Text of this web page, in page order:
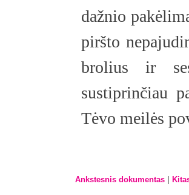
dažnio
piršto
brolius ir
sustiprinčiau
Tėvo meilės
Ankstesnis dokumentas |